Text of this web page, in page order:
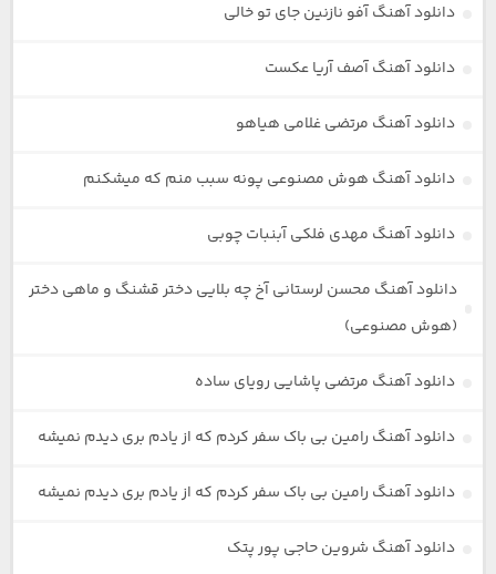
دانلود آهنگ آفو نازنین جای تو خالی
دانلود آهنگ آصف آریا عکست
دانلود آهنگ مرتضی غلامی هیاهو
دانلود آهنگ هوش مصنوعی پونه سبب منم که میشکنم
دانلود آهنگ مهدی فلکی آبنبات چوبی
دانلود آهنگ محسن لرستانی آخ چه بلایی دختر قشنگ و ماهی دختر
(هوش مصنوعی)
دانلود آهنگ مرتضی پاشایی رویای ساده
دانلود آهنگ رامین بی باک سفر کردم که از یادم بری دیدم نمیشه
دانلود آهنگ رامین بی باک سفر کردم که از یادم بری دیدم نمیشه
دانلود آهنگ شروین حاجی پور پتک